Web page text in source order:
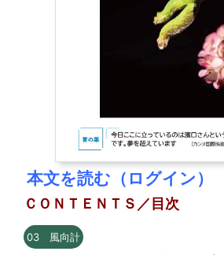
本文を読む（ログイン）
ＣＯＮＴＥＮＴＳ／目次
03 風向計